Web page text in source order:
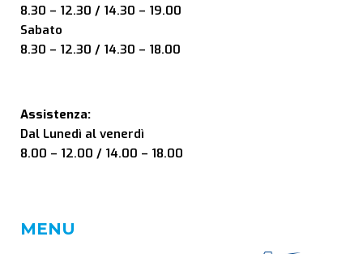
8.30 – 12.30 / 14.30 – 19.00
Sabato
8.30 – 12.30 / 14.30 – 18.00
Assistenza:
Dal Lunedì al venerdì
8.00 – 12.00 / 14.00 – 18.00
MENU